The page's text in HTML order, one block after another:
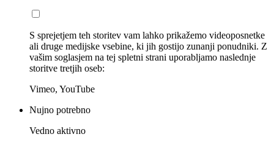
S sprejetjem teh storitev vam lahko prikažemo videoposnetke
ali druge medijske vsebine, ki jih gostijo zunanji ponudniki. Z
vašim soglasjem na tej spletni strani uporabljamo naslednje
storitve tretjih oseb:
Vimeo, YouTube
Nujno potrebno
Vedno aktivno